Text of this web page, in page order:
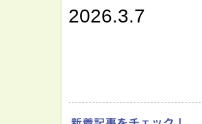
2026.3.7